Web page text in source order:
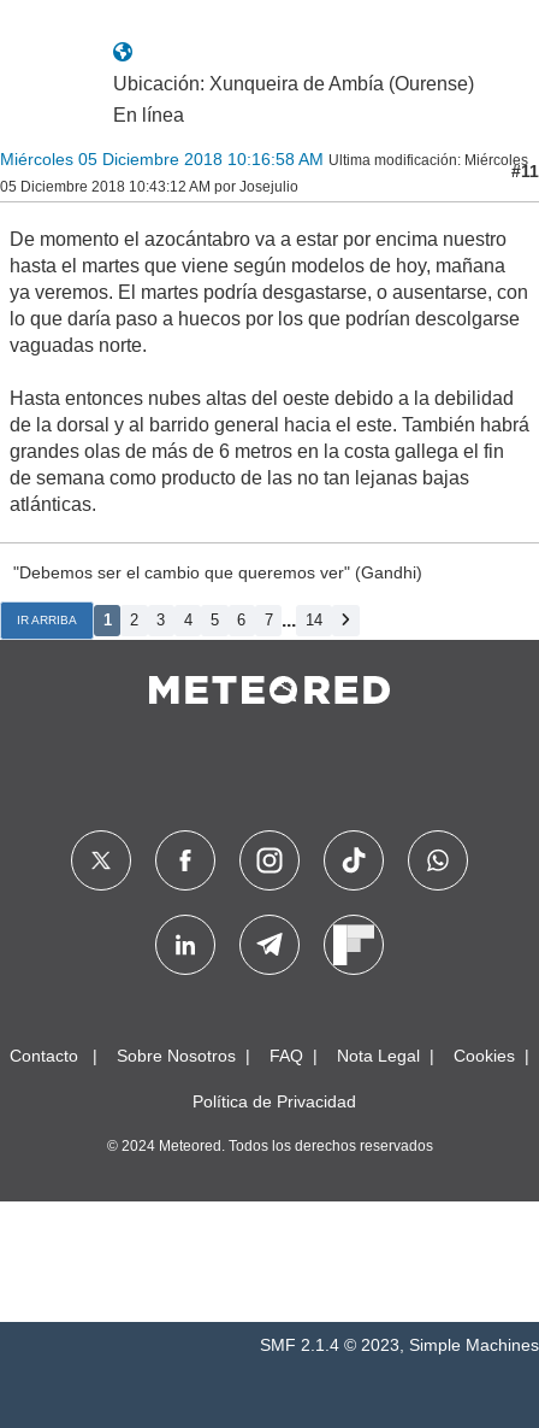
Ubicación: Xunqueira de Ambía (Ourense)
En línea
Miércoles 05 Diciembre 2018 10:16:58 AM Ultima modificación: Miércoles
05 Diciembre 2018 10:43:12 AM por Josejulio
#11
De momento el azocántabro va a estar por encima nuestro
hasta el martes que viene según modelos de hoy, mañana
ya veremos. El martes podría desgastarse, o ausentarse, con
lo que daría paso a huecos por los que podrían descolgarse
vaguadas norte.
Hasta entonces nubes altas del oeste debido a la debilidad
de la dorsal y al barrido general hacia el este. También habrá
grandes olas de más de 6 metros en la costa gallega el fin
de semana como producto de las no tan lejanas bajas
atlánticas.
"Debemos ser el cambio que queremos ver" (Gandhi)
IR ARRIBA 1 2 3 4 5 6 7 ... 14
Contacto Sobre Nosotros FAQ Nota Legal Cookies
Política de Privacidad
© 2024 Meteored. Todos los derechos reservados
SMF 2.1.4 © 2023 Simple Machines